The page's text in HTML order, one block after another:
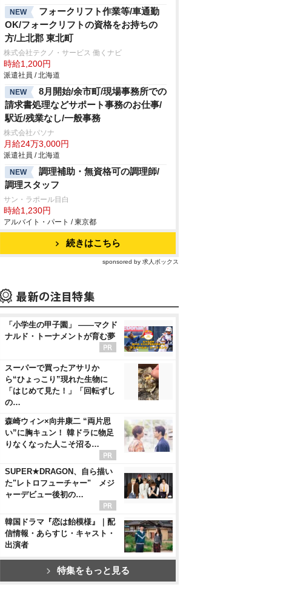
NEW
フォークリフト作業等/車通勤
OK/フォークリフトの資格をお持ちの
方/上北郡 東北町
株式会社テクノ・サービス 働くナビ
時給1,200円
派遣社員 / 北海道
NEW
8月開始/余市町/現場事務所での
請求書処理などサポート事務のお仕事/
駅近/残業なし/一般事務
株式会社パソナ
月給24万3,000円
派遣社員 / 北海道
NEW
調理補助・無資格可の調理師/
調理スタッフ
サン・ラポール目白
時給1,230円
アルバイト・パート / 東京都
続きはこちら
sponsored by 求人ボックス
「小学生の甲子園」 ――マクド
ナルド・トーナメントが育む夢
スーパーで買ったアサリか
ら“ひょっこり”現れた生物に
「はじめて見た！」「回転ずし
の…
森崎ウィン×向井康二 “両片思
い”に胸キュン！ 韓ドラに物足
りなくなった人こそ沼る…
SUPER★DRAGON、自ら描い
た"レトロフューチャー" メジ
ャーデビュー後初の…
韓国ドラマ『恋は飴模様』｜配
信情報・あらすじ・キャスト・
出演者
特集をもっと見る